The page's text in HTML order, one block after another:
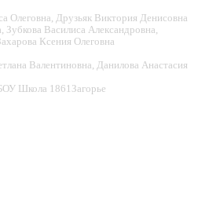
Олеговна, Друзьяк Виктория Денисовна
Василиса Александровна,
Ксения Олеговна
Валентиновна, Данилова Анастасия
Школа 1861Загорье